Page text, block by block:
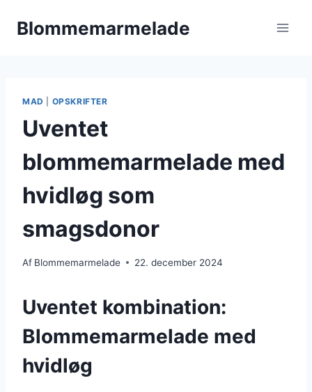
Blommemarmelade
MAD OPSKRIFTER
Uventet
blommemarmelade med
hvidløg som
smagsdonor
Af Blommemarmelade 22. december 2024
Uventet kombination:
Blommemarmelade med
hvidløg